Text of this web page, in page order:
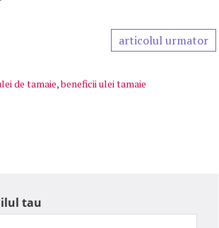
articolul urmator
de tamaie,beneficii ulei tamaie
tau